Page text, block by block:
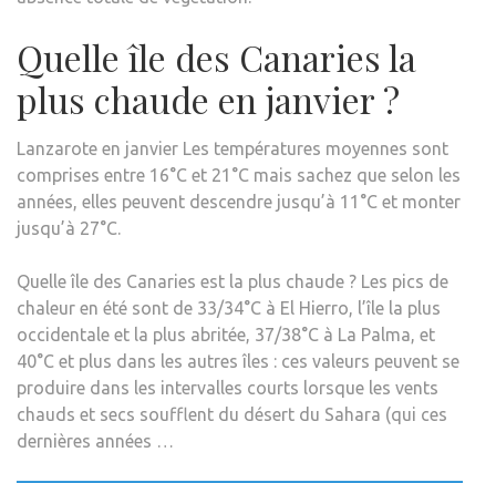
Quelle île des Canaries la
plus chaude en janvier ?
Lanzarote en janvier Les températures moyennes sont
comprises entre 16°C et 21°C mais sachez que selon les
années, elles peuvent descendre jusqu’à 11°C et monter
jusqu’à 27°C.
Quelle île des Canaries est la plus chaude ? Les pics de
chaleur en été sont de 33/34°C à El Hierro, l’île la plus
occidentale et la plus abritée, 37/38°C à La Palma, et
40°C et plus dans les autres îles : ces valeurs peuvent se
produire dans les intervalles courts lorsque les vents
chauds et secs soufflent du désert du Sahara (qui ces
dernières années …